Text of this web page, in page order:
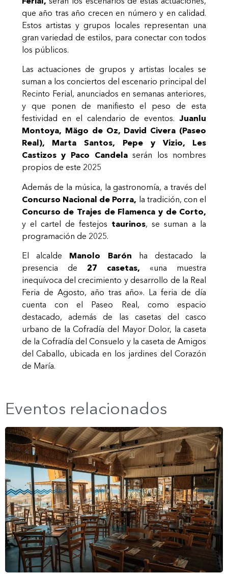
que año tras año crecen en número y en calidad.
Estos artistas y grupos locales representan una
gran variedad de estilos, para conectar con todos
los públicos.
Las actuaciones de grupos y artistas locales se
suman a los conciertos del escenario principal del
Recinto Ferial, anunciados en semanas anteriores,
y que ponen de manifiesto el peso de esta
festividad en el calendario de eventos.Juanlu
Montoya, Mägo de Oz, David Civera (Paseo
Real), Marta Santos, Pepe y Vizio, Les
Castizos y Paco Candelaserán los nombres
propios de este 2025
Además de la música, la gastronomía, a través del
Concurso Nacional de Porra, la tradición, con el
Concurso de Trajes de Flamenca y de Corto,
y el cartel de festejos taurinos, se suman a la
programación de 2025.
El alcalde Manolo Barón ha destacado la
presencia de 27 casetas, «una muestra
inequívoca del crecimiento y desarrollo de la Real
Feria de Agosto, año tras año». La feria de día
cuenta con el Paseo Real, como espacio
destacado, además de las casetas del casco
urbano de la Cofradía del Mayor Dolor, la caseta
de la Cofradía del Consuelo y la caseta de Amigos
del Caballo, ubicada en los jardines del Corazón
de María.
Eventos relacionados